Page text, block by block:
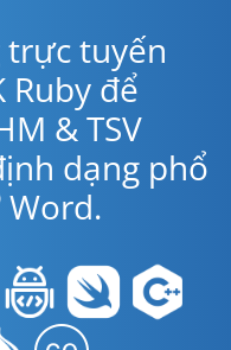
trực tuyến
Ruby để
& TSV
dạng phổ
Word.